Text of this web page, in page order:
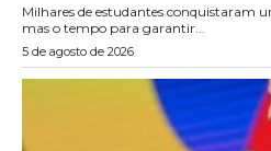
Milhares de estudantes conquistaram
mas o tempo para garantir...
5 de agosto de 2026